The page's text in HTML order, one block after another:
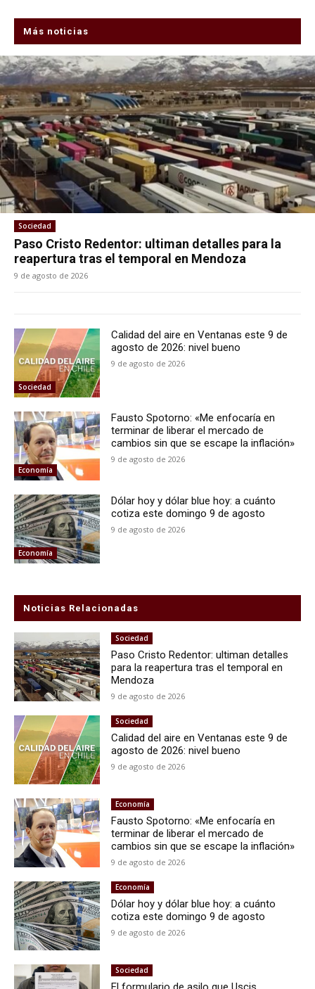
Más noticias
Sociedad
Paso Cristo Redentor: ultiman detalles para la
reapertura tras el temporal en Mendoza
9 de agosto de 2026
Sociedad
Calidad del aire en Ventanas este 9 de
agosto de 2026: nivel bueno
9 de agosto de 2026
Economía
Fausto Spotorno: «Me enfocaría en
terminar de liberar el mercado de
cambios sin que se escape la inflación»
9 de agosto de 2026
Economía
Dólar hoy y dólar blue hoy: a cuánto
cotiza este domingo 9 de agosto
9 de agosto de 2026
Noticias Relacionadas
Sociedad
Paso Cristo Redentor: ultiman detalles
para la reapertura tras el temporal en
Mendoza
9 de agosto de 2026
Sociedad
Calidad del aire en Ventanas este 9 de
agosto de 2026: nivel bueno
9 de agosto de 2026
Economía
Fausto Spotorno: «Me enfocaría en
terminar de liberar el mercado de
cambios sin que se escape la inflación»
9 de agosto de 2026
Economía
Dólar hoy y dólar blue hoy: a cuánto
cotiza este domingo 9 de agosto
9 de agosto de 2026
Sociedad